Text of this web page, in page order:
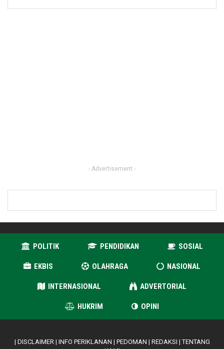
- Advertisement -
POLITIK PENDIDIKAN SOSIAL
EKBIS OLAHRAGA NASIONAL
INTERNASIONAL ADVERTORIAL
HUKRIM OPINI
| DISCLAIMER | INFO PERIKLANAN | PEDOMAN | REDAKSI |TENTANG